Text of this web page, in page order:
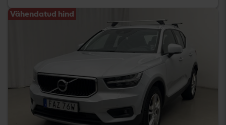
Vähendatud hind